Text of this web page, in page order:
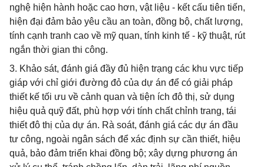
nghệ hiện hành hoặc cao hơn, vật liệu - kết cấu tiên tiến,
hiện đại đảm bảo yêu cầu an toàn, đồng bộ, chất lượng,
tính cạnh tranh cao về mỹ quan, tính kinh tế - kỹ thuật, rút
ngắn thời gian thi công.
3. Khảo sát, đánh giá đầy đủ hiện trạng các khu vực tiếp
giáp với chỉ giới đường đỏ của dự án để có giải pháp
thiết kế tối ưu về cảnh quan và tiện ích đô thị, sử dụng
hiệu quả quỹ đất, phù hợp với tính chất chỉnh trang, tái
thiết đô thị của dự án. Rà soát, đánh giá các dự án đầu
tư công, ngoài ngân sách để xác định sự cần thiết, hiệu
quả, bảo đảm triển khai đồng bộ; xây dựng phương án